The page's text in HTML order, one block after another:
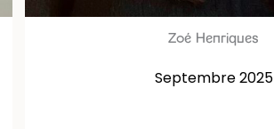
Zoé Henriques
Septembre 2025